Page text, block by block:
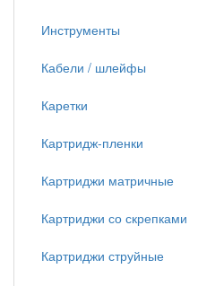
Инструменты
Кабели / шлейфы
Каретки
Картридж-пленки
Картриджи матричные
Картриджи со скрепками
Картриджи струйные